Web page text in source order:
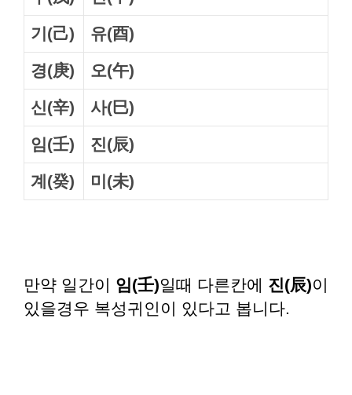
기(己) 유(酉)
경(庚) 오(午)
신(辛) 사(巳)
임(壬) 진(辰)
계(癸) 미(未)
만약 일간이 임(壬)일때 다른칸에 진(辰)이
있을경우 복성귀인이 있다고 봅니다.